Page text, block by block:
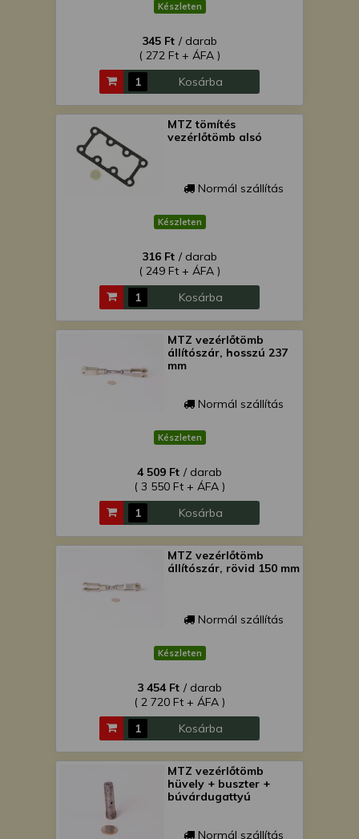
Készleten
345 Ft / darab
( 272 Ft + ÁFA )
Kosárba
MTZ tömítés
vezérlőtömb alsó
Normál szállítás
Készleten
316 Ft / darab
( 249 Ft + ÁFA )
Kosárba
MTZ vezérlőtömb
állítószár, hosszú 237
mm
Normál szállítás
Készleten
4 509 Ft / darab
( 3 550 Ft + ÁFA )
Kosárba
MTZ vezérlőtömb
állítószár, rövid 150 mm
Normál szállítás
Készleten
3 454 Ft / darab
( 2 720 Ft + ÁFA )
Kosárba
MTZ vezérlőtömb
hüvely + buszter +
búvárdugattyú
Normál szállítás